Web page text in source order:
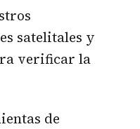
satelitales y
verificar la
de